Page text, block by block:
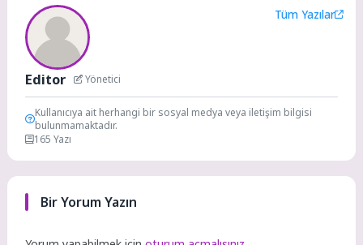
Editor Yönetici
Tüm Yazılar
Kullanıcıya ait herhangi bir sosyal medya veya iletişim bilgisi
bulunmamaktadır.
165 Yazı
Bir Yorum Yazın